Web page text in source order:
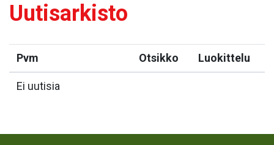
Uutisarkisto
Pvm Otsikko Luokittelu
Ei uutisia